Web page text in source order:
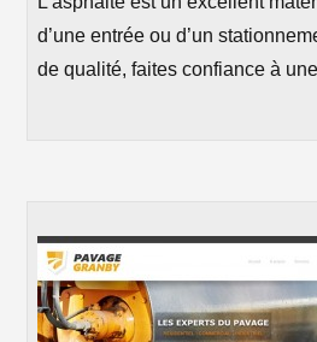
d’une entrée ou d’un
de qualité, faites confiance à